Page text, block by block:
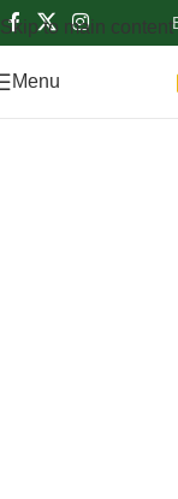
Skip to main content
Menu